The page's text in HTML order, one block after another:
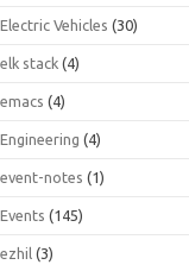
Electric Vehicles (30)
elk stack (4)
emacs (4)
Engineering (4)
event-notes (1)
Events (145)
ezhil (3)